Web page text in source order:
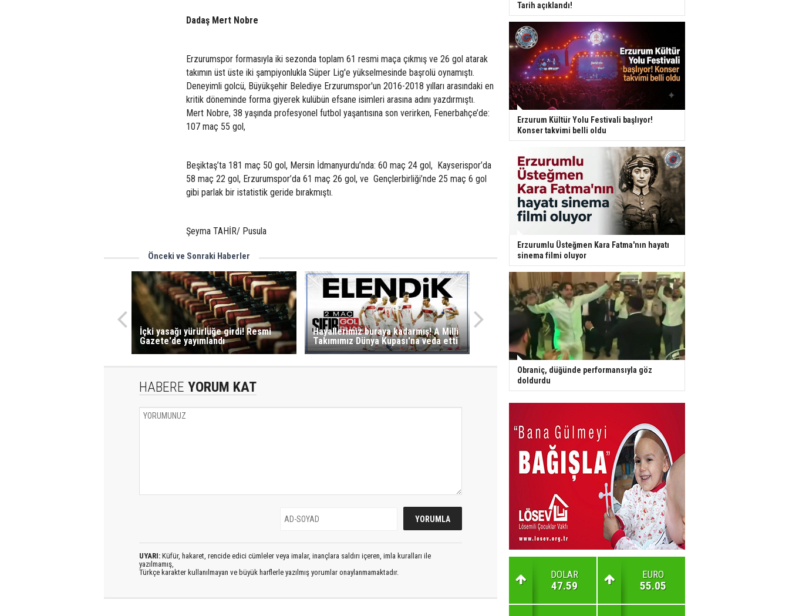
Dadaş Mert Nobre
Erzurumspor formasıyla iki sezonda toplam 61 resmi maça çıkmış ve 26 gol atarak
takımın üst üste iki şampiyonlukla Süper Lig'e yükselmesinde başrolü oynamıştı.
Deneyimli golcü, Büyükşehir Belediye Erzurumspor'un 2016-2018 yılları arasındaki en
kritik döneminde forma giyerek kulübün efsane isimleri arasına adını yazdırmıştı.
Mert Nobre, 38 yaşında profesyonel futbol yaşantısına son verirken, Fenerbahçe’de:
107 maç 55 gol,
Beşiktaş’ta 181 maç 50 gol, Mersin İdmanyurdu’nda: 60 maç 24 gol, Kayserispor’da
58 maç 22 gol, Erzurumspor’da 61 maç 26 gol, ve Gençlerbirliği’nde 25 maç 6 gol
gibi parlak bir istatistik geride bırakmıştı.
Şeyma TAHİR/ Pusula
Önceki ve Sonraki Haberler
İçki yasağı yürürlüğe girdi! Resmi
Gazete'de yayımlandı
Hayallerimiz buraya kadarmış! A Milli
Takımımız Dünya Kupası'na veda etti
HABERE YORUM KAT
UYARI: Küfür, hakaret, rencide edici cümleler veya imalar, inançlara saldırı içeren, imla kuralları ile
yazılmamış,
Türkçe karakter kullanılmayan ve büyük harflerle yazılmış yorumlar onaylanmamaktadır.
Tarih açıklandı!
Erzurum Kültür Yolu Festivali başlıyor!
Konser takvimi belli oldu
Erzurumlu Üsteğmen Kara Fatma'nın hayatı
sinema filmi oluyor
Obraniç, düğünde performansıyla göz
doldurdu
DOLAR
47.59
EURO
55.05